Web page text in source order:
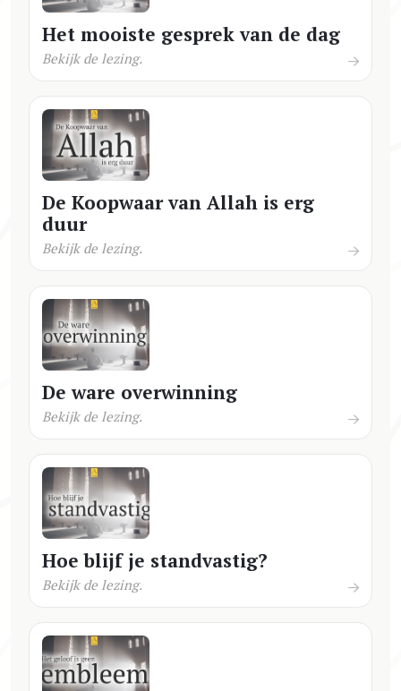
Het mooiste gesprek van de dag
Bekijk de lezing.
De Koopwaar van Allah is erg
duur
Bekijk de lezing.
De ware overwinning
Bekijk de lezing.
Hoe blijf je standvastig?
Bekijk de lezing.